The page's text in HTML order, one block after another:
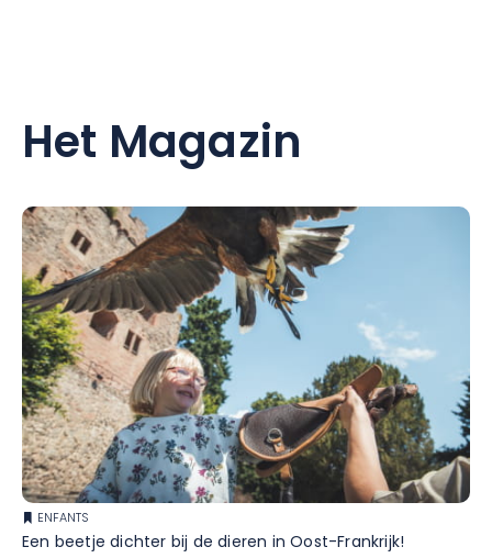
Het Magazin
ENFANTS
Een beetje dichter bij de dieren in Oost-Frankrijk!